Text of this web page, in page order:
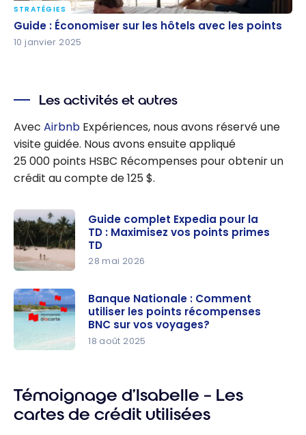
Guide : Économiser sur les hôtels avec les points
STRATÉGIES
Guide : Économiser sur les hôtels avec les points
10 janvier 2025
Les activités et autres
Avec Airbnb Expériences, nous avons réservé une
visite guidée. Nous avons ensuite appliqué
25 000 points HSBC Récompenses pour obtenir un
crédit au compte de 125 $.
complet
Expedia
pour la TD :
Maximisez
Guide complet Expedia pour la
TD : Maximisez vos points primes
TD
28 mai 2026
Comment
utiliser les
Banque Nationale : Comment
utiliser les points récompenses
BNC sur vos voyages?
18 août 2025
Témoignage d’Isabelle – Les
cartes de crédit utilisées